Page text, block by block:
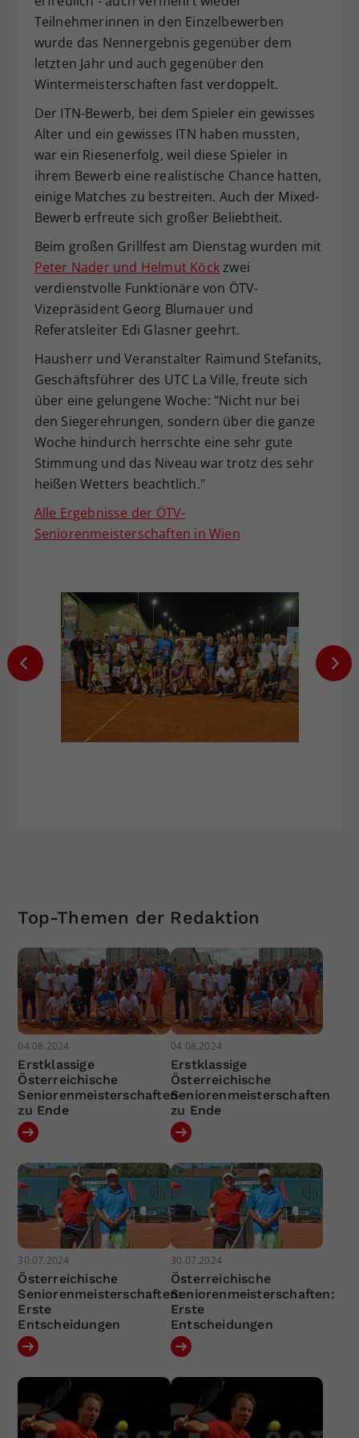
Teilnehmerinnen in den Einzelbewerben
wurde das Nennergebnis gegenüber dem
letzten Jahr und auch gegenüber den
Wintermeisterschaften fast verdoppelt.
Der ITN-Bewerb, bei dem Spieler ein gewisses
Alter und ein gewisses ITN haben mussten,
war ein Riesenerfolg, weil diese Spieler in
ihrem Bewerb eine realistische Chance hatten,
einige Matches zu bestreiten. Auch der Mixed-
Bewerb erfreute sich großer Beliebtheit.
Beim großen Grillfest am Dienstag wurden mit
Peter Nader und Helmut Köckzwei
verdienstvolle Funktionäre von ÖTV-
Vizepräsident Georg Blumauer und
Referatsleiter Edi Glasner geehrt.
Hausherr und Veranstalter Raimund Stefanits,
Geschäftsführer des UTC La Ville, freute sich
über eine gelungene Woche: "Nicht nur bei
den Siegerehrungen, sondern über die ganze
Woche hindurch herrschte eine sehr gute
Stimmung und das Niveau war trotz des sehr
heißen Wetters beachtlich."
Alle Ergebnisse der ÖTV-
Seniorenmeisterschaften in Wien
Top-Themen der Redaktion
04.08.2024
Erstklassige
Österreichische
Seniorenmeisterschaften
zu Ende
04.08.2024
Erstklassige
Österreichische
Seniorenmeisterschaften
zu Ende
30.07.2024
Österreichische
Seniorenmeisterschaften:
Erste
Entscheidungen
30.07.2024
Österreichische
Seniorenmeisterschaften:
Erste
Entscheidungen
Zweck
Dieser Wert speichert Ihre Consent-
Einstellungen. Unter anderem eine
zufällig generierte ID, für die
historische Speicherung Ihrer
vorgenommen Einstellungen, falls der
Webseiten-Betreiber dies eingestellt